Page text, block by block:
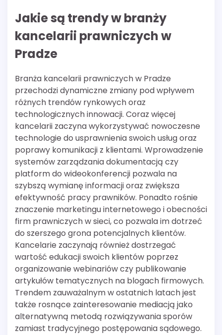
Jakie są trendy w branży
kancelarii prawniczych w
Pradze
Branża kancelarii prawniczych w Pradze
przechodzi dynamiczne zmiany pod wpływem
różnych trendów rynkowych oraz
technologicznych innowacji. Coraz więcej
kancelarii zaczyna wykorzystywać nowoczesne
technologie do usprawnienia swoich usług oraz
poprawy komunikacji z klientami. Wprowadzenie
systemów zarządzania dokumentacją czy
platform do wideokonferencji pozwala na
szybszą wymianę informacji oraz zwiększa
efektywność pracy prawników. Ponadto rośnie
znaczenie marketingu internetowego i obecności
firm prawniczych w sieci, co pozwala im dotrzeć
do szerszego grona potencjalnych klientów.
Kancelarie zaczynają również dostrzegać
wartość edukacji swoich klientów poprzez
organizowanie webinariów czy publikowanie
artykułów tematycznych na blogach firmowych.
Trendem zauważalnym w ostatnich latach jest
także rosnące zainteresowanie mediacją jako
alternatywną metodą rozwiązywania sporów
zamiast tradycyjnego postępowania sądowego.